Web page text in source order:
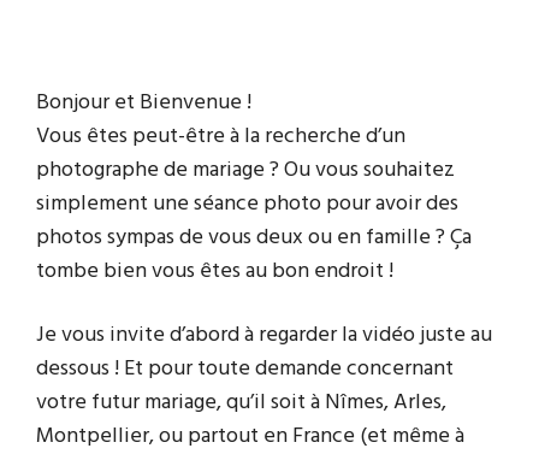
Bonjour et Bienvenue !
Vous êtes peut-être à la recherche d’un
photographe de mariage ? Ou vous souhaitez
simplement une séance photo pour avoir des
photos sympas de vous deux ou en famille ? Ça
tombe bien vous êtes au bon endroit !
Je vous invite d’abord à regarder la vidéo juste au
dessous ! Et pour toute demande concernant
votre futur mariage, qu’il soit à Nîmes, Arles,
Montpellier, ou partout en France (et même à